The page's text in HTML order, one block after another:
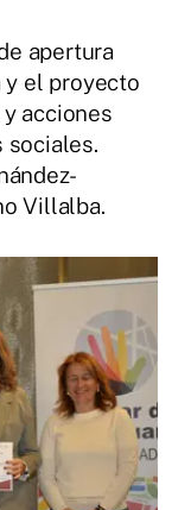
apertura
y el proyecto
acciones
sociales.
Villalba.